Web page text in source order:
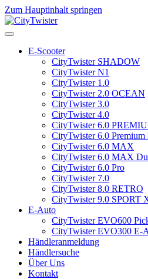
Zum Hauptinhalt springen
E-Scooter
CityTwister SHADOW
CityTwister N1
CityTwister 1.0
CityTwister 2.0 OCEAN
CityTwister 3.0
CityTwister 4.0
CityTwister 6.0
CityTwister 6.0
CityTwister 6.0 MAX
CityTwister 6.0 MAX
CityTwister 6.0 Pro
CityTwister 7.0
CityTwister 8.0 RETRO
CityTwister 9.0 SPORT
E-Auto
CityTwister EVO600
CityTwister EVO300 E-
Händleranmeldung
Händlersuche
Über Uns
Kontakt